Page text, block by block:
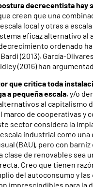
decrecentista hay
creen que una
local y otras a
eficaz alternativo al
ordenado
(2013), García-
(2016) han
que critica toda
a pequeña escala, y/o
al capitalismo
marco de cooperativas y
sector considera la
industrial como
(BAU), pero con
clase de renovables sea
Creo que tienen
del autoconsumo y
imprescindibles para la